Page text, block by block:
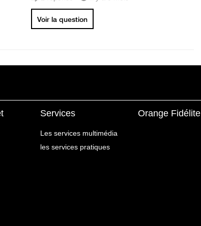
Voir la question
Services
Les services multimédia
les services pratiques
Orange Fidélite